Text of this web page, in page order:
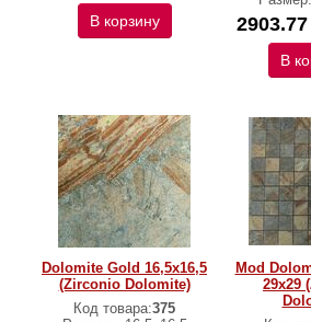
В корзину
В
Dolomite Gold 16,5x16,5
(Zirconio Dolomite)
Код товара:375
Mod
29x29